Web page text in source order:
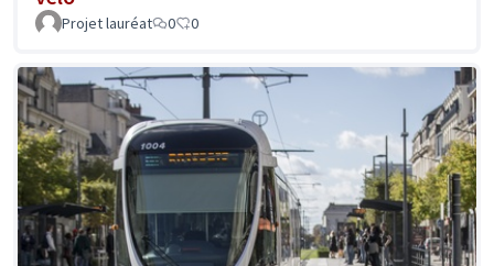
Projet lauréat 0 0